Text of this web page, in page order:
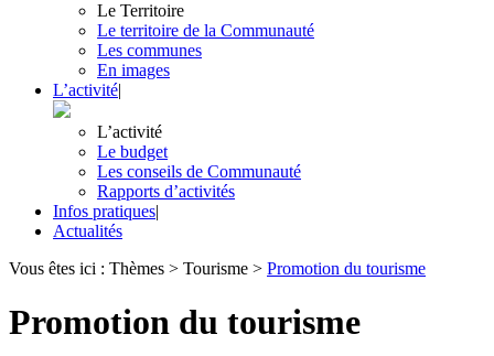
Le Territoire
Le territoire de la Communauté
Les communes
En images
L’activité|
L’activité
Le budget
Les conseils de Communauté
Rapports d’activités
Infos pratiques|
Actualités
Vous êtes ici : Thèmes > Tourisme > Promotion du tourisme
Promotion du tourisme